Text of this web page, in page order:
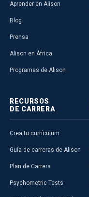
Aprender en Alison
Blog
Prensa
Alison en África
Programas de Alison
RECURSOS
DE CARRERA
Crea tu currículum
Guía de carreras de Alison
Plan de Carrera
Psychometric Tests